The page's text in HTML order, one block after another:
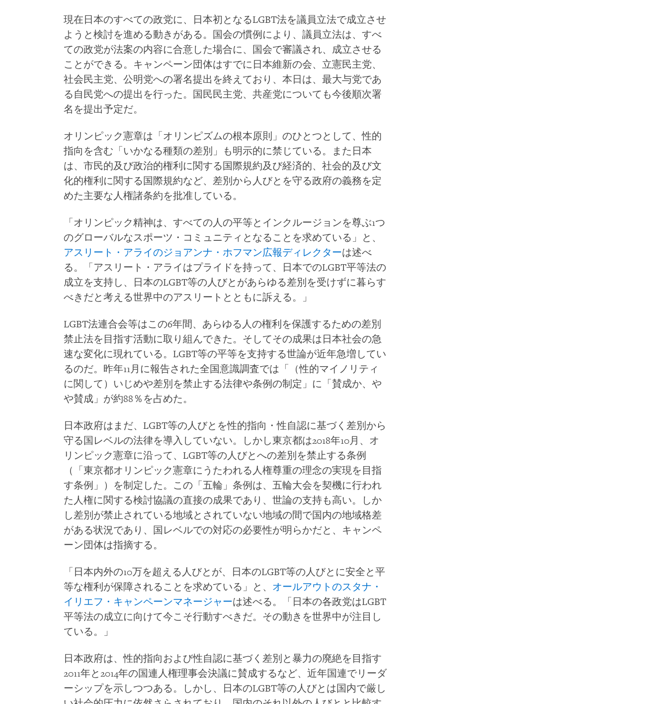
現在日本のすべての政党に、日本初となるLGBT法を議員立法で成立させ
ようと検討を進める動きがある。国会の慣例により、議員立法は、すべ
ての政党が法案の内容に合意した場合に、国会で審議され、成立させる
ことができる。キャンペーン団体はすでに日本維新の会、立憲民主党、
社会民主党、公明党への署名提出を終えており、本日は、最大与党であ
る自民党への提出を行った。国民民主党、共産党についても今後順次署
名を提出予定だ。
オリンピック憲章は「オリンピズムの根本原則」のひとつとして、性的
指向を含む「いかなる種類の差別」も明示的に禁じている。また日本
は、市民的及び政治的権利に関する国際規約及び経済的、社会的及び文
化的権利に関する国際規約など、差別から人びとを守る政府の義務を定
めた主要な人権諸条約を批准している。
「オリンピック精神は、すべての人の平等とインクルージョンを尊ぶ1つ
のグローバルなスポーツ・コミュニティとなることを求めている」と、
アスリート・アライのジョアンナ・ホフマン広報ディレクターは述べ
る。「アスリート・アライはプライドを持って、日本でのLGBT平等法の
成立を支持し、日本のLGBT等の人びとがあらゆる差別を受けずに暮らす
べきだと考える世界中のアスリートとともに訴える。」
LGBT法連合会等はこの6年間、あらゆる人の権利を保護するための差別
禁止法を目指す活動に取り組んできた。そしてその成果は日本社会の急
速な変化に現れている。LGBT等の平等を支持する世論が近年急増してい
るのだ。昨年11月に報告された全国意識調査では「（性的マイノリティ
に関して）いじめや差別を禁止する法律や条例の制定」に「賛成か、や
や賛成」が約88％を占めた。
日本政府はまだ、LGBT等の人びとを性的指向・性自認に基づく差別から
守る国レベルの法律を導入していない。しかし東京都は2018年10月、オ
リンピック憲章に沿って、LGBT等の人びとへの差別を禁止する条例
（「東京都オリンピック憲章にうたわれる人権尊重の理念の実現を目指
す条例」）を制定した。この「五輪」条例は、五輪大会を契機に行われ
た人権に関する検討協議の直接の成果であり、世論の支持も高い。しか
し差別が禁止されている地域とされていない地域の間で国内の地域格差
がある状況であり、国レベルでの対応の必要性が明らかだと、キャンペ
ーン団体は指摘する。
「日本内外の10万を超える人びとが、日本のLGBT等の人びとに安全と平
等な権利が保障されることを求めている」と、 オールアウトのスタナ・
イリエフ・キャンペーンマネージャーは述べる。「日本の各政党はLGBT
平等法の成立に向けて今こそ行動すべきだ。その動きを世界中が注目し
ている。」
日本政府は、性的指向および性自認に基づく差別と暴力の廃絶を目指す
2011年と2014年の国連人権理事会決議に賛成するなど、近年国連でリーダ
ーシップを示しつつある。しかし、日本のLGBT等の人びとは国内で厳し